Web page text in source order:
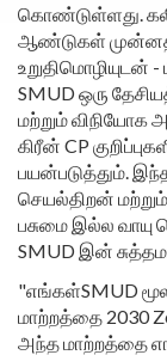
கொண்டுள்ளது.
ஆண்டுகள்
உறுதிமொழியுடன்
SMUD ஒரு
மற்றும் விநியோக
கிரீன் CP
பயன்படுத்தும்.
செயல்திறன்
பசுமை இல்ல
SMUD இன்
"எங்கள்SMUD
மாற்றத்தை 2030
அந்த மாற்றத்தை